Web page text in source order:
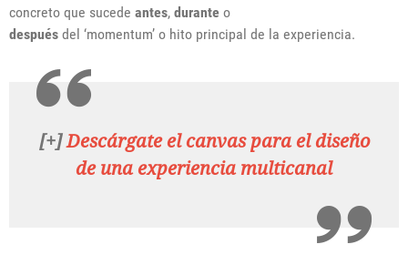
concreto que sucede antes, durante o
después del ‘momentum’ o hito principal de la experiencia.
[+]Descárgate el canvas para el diseño
de una experiencia multicanal